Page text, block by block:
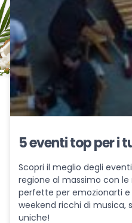
5 eventi top per i
Scopri il meglio degli
regione al massimo con
perfette per emozionarti e
weekend ricchi di
uniche!